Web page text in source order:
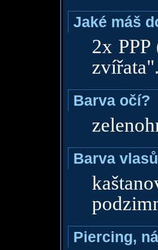
Jaké máš
2x
Barva očí?
Barva
Piercing,